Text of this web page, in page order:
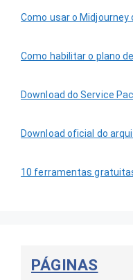
Como usar o
Como habilitar o plano
Download do Service
Download oficial do
10 ferramentas
PÁGINAS